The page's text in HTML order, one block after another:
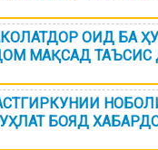
ОИД БА
МАҚСАД ТАЪСИС
БОЯД